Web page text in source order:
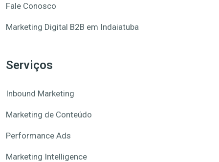
Fale Conosco
Marketing Digital B2B em Indaiatuba
Serviços
Inbound Marketing
Marketing de Conteúdo
Performance Ads
Marketing Intelligence